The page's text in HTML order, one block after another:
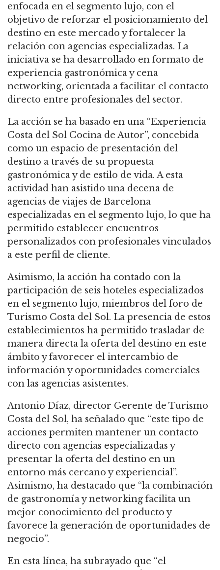
enfocada en el segmento lujo, con el
objetivo de reforzar el posicionamiento del
destino en este mercado y fortalecer la
relación con agencias especializadas. La
iniciativa se ha desarrollado en formato de
experiencia gastronómica y cena
networking, orientada a facilitar el contacto
directo entre profesionales del sector.
La acción se ha basado en una “Experiencia
Costa del Sol Cocina de Autor”, concebida
como un espacio de presentación del
destino a través de su propuesta
gastronómica y de estilo de vida. A esta
actividad han asistido una decena de
agencias de viajes de Barcelona
especializadas en el segmento lujo, lo que ha
permitido establecer encuentros
personalizados con profesionales vinculados
a este perfil de cliente.
Asimismo, la acción ha contado con la
participación de seis hoteles especializados
en el segmento lujo, miembros del foro de
Turismo Costa del Sol. La presencia de estos
establecimientos ha permitido trasladar de
manera directa la oferta del destino en este
ámbito y favorecer el intercambio de
información y oportunidades comerciales
con las agencias asistentes.
Antonio Díaz, director Gerente de Turismo
Costa del Sol, ha señalado que “este tipo de
acciones permiten mantener un contacto
directo con agencias especializadas y
presentar la oferta del destino en un
entorno más cercano y experiencial”.
Asimismo, ha destacado que “la combinación
de gastronomía y networking facilita un
mejor conocimiento del producto y
favorece la generación de oportunidades de
negocio”.
En esta línea, ha subrayado que “el